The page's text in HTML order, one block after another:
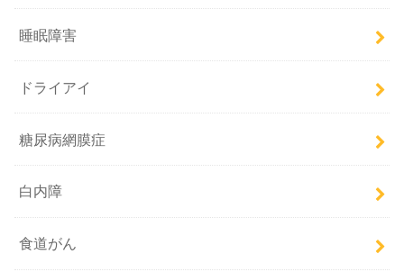
睡眠障害
ドライアイ
糖尿病網膜症
白内障
食道がん